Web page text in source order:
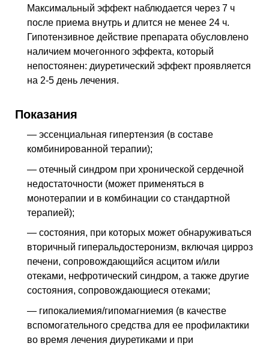
Максимальный эффект наблюдается через 7 ч
после приема внутрь и длится не менее 24 ч.
Гипотензивное действие препарата обусловлено
наличием мочегонного эффекта, который
непостоянен: диуретический эффект проявляется
на 2-5 день лечения.
Показания
— эссенциальная гипертензия (в составе
комбинированной терапии);
— отечный синдром при хронической сердечной
недостаточности (может применяться в
монотерапии и в комбинации со стандартной
терапией);
— состояния, при которых может обнаруживаться
вторичный гиперальдостеронизм, включая цирроз
печени, сопровождающийся асцитом и/или
отеками, нефротический синдром, а также другие
состояния, сопровождающиеся отеками;
— гипокалиемия/гипомагниемия (в качестве
вспомогательного средства для ее профилактики
во время лечения диуретиками и при